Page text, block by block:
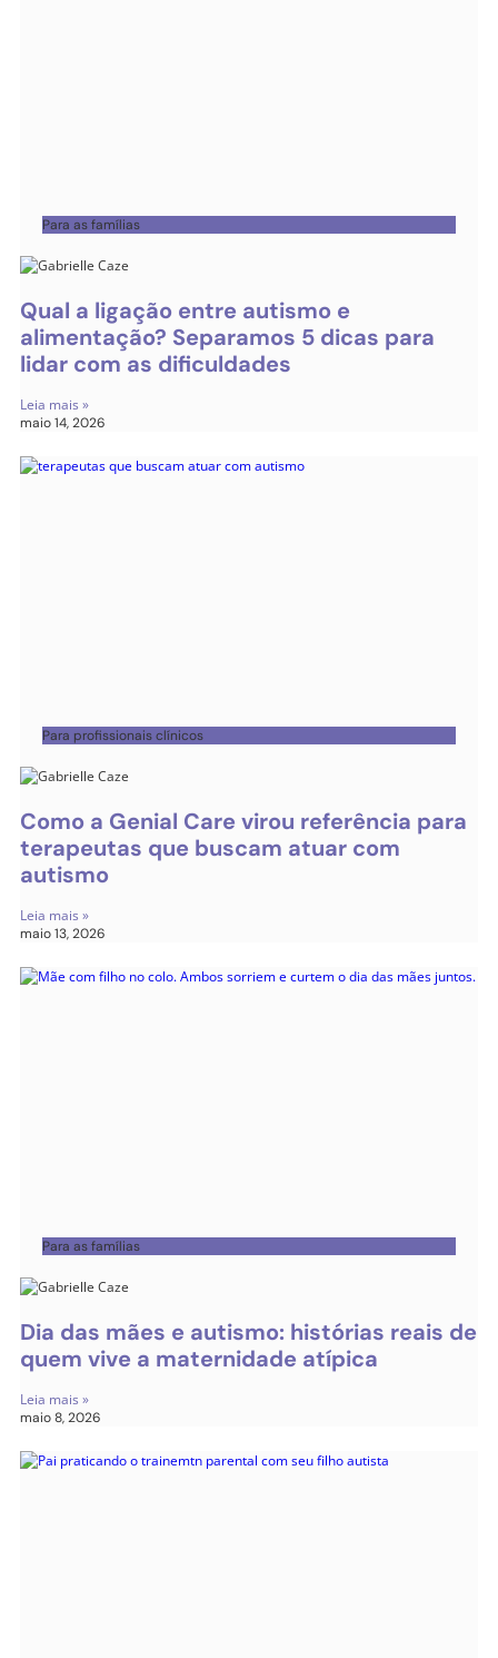
Para as famílias
Qual a ligação entre autismo e
alimentação? Separamos 5 dicas para
lidar com as dificuldades
Leia mais »
maio 14, 2026
Para profissionais clínicos
Como a Genial Care virou referência para
terapeutas que buscam atuar com
autismo
Leia mais »
maio 13, 2026
Para as famílias
Dia das mães e autismo: histórias reais de
quem vive a maternidade atípica
Leia mais »
maio 8, 2026